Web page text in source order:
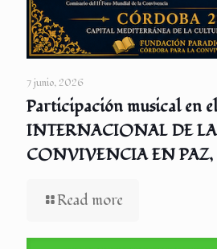
7 junio, 2026
Participación musical en
INTERNACIONAL DE LA
CONVIVENCIA EN PAZ,
Read more